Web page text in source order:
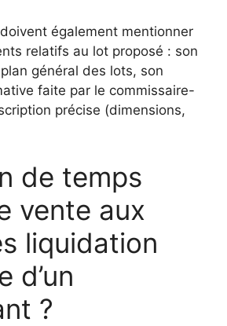
également mentionner
relatifs au lot proposé : son
général des lots, son
faite par le commissaire-
précise (dimensions,
de temps
vente aux
liquidation
d’un
?